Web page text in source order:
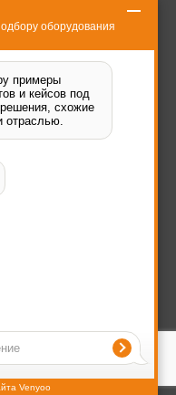
оборудования
примеры
и кейсов под
схожие
отраслью.
Venyoo